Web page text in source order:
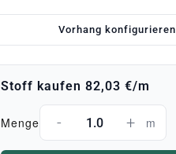
Vorhang konfigurieren
Stoff kaufen 82,03 €/m
Menge - + m